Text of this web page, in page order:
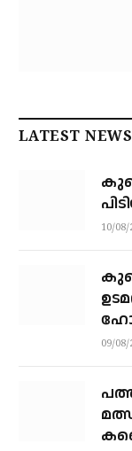
LATEST NEWS
10/08/
09/08/